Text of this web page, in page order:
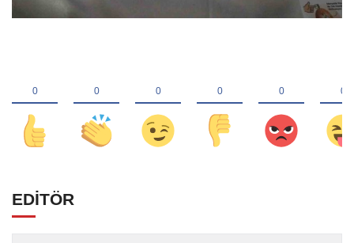
EDİTÖR